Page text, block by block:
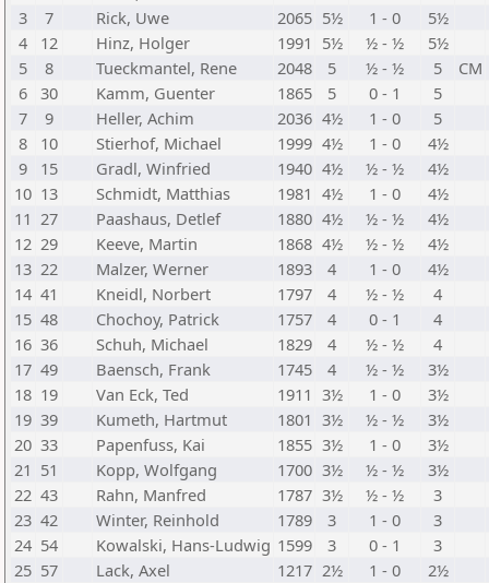
3
7 Rick, Uwe 2065 5½ 1 - 0
5½
4
12 Hinz, Holger 1991 5½ ½ - ½
5½
5
8 Tueckmantel, Rene 2048 5 ½ - ½ 5
CM
6
30 Kamm, Guenter 1865 5 0 - 1
5
7
9 Heller, Achim 2036 4½ 1 - 0
5
8
10 Stierhof, Michael 1999 4½ 1 - 0
4½
9
15 Gradl, Winfried 1940 4½ ½ - ½
4½
10 13 Schmidt, Matthias 1981 4½ 1 - 0
4½
11 27 Paashaus, Detlef 1880 4½ ½ - ½
4½
12 29 Keeve, Martin 1868 4½ ½ - ½
4½
13 22 Malzer, Werner 1893 4 1 - 0
4½
14 41 Kneidl, Norbert 1797 4 ½ - ½
4
15 48 Chochoy, Patrick 1757 4 0 - 1
4
16 36 Schuh, Michael 1829 4 ½ - ½
4
17 49 Baensch, Frank 1745 4 ½ - ½
3½
18 19 Van Eck, Ted 1911 3½ 1 - 0
3½
19 39 Kumeth, Hartmut 1801 3½ ½ - ½
3½
20 33 Papenfuss, Kai 1855 3½ 1 - 0
3½
21 51 Kopp, Wolfgang 1700 3½ ½ - ½
3½
22 43 Rahn, Manfred 1787 3½ ½ - ½
3
23 42 Winter, Reinhold 1789 3 1 - 0
3
24 54 Kowalski, Hans-Ludwig 1599 3 0 - 1
3
25 57 Lack, Axel 1217 2½ 1 - 0
2½